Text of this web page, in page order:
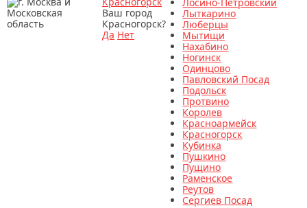
Ваш город
Красногорск?
Да Нет
Лыткарино
Люберцы
Мытищи
Нахабино
Ногинск
Одинцово
Павловский Посад
Подольск
Протвино
Королев
Красноармейск
Красногорск
Кубинка
Пушкино
Пущино
Раменское
Реутов
Сергиев Посад